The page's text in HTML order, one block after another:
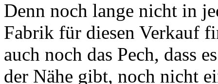
Denn noch lange nicht in
Fabrik für diesen Verkauf
auch noch das Pech, dass
der Nähe gibt, noch nicht